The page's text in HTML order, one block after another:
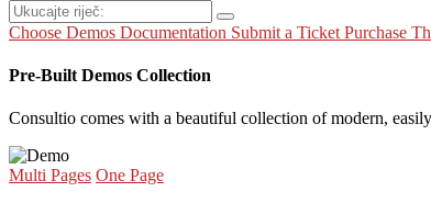
Choose Demos Documentation Submit a Ticket Purchase
Pre-Built Demos Collection
Consultio comes with a beautiful collection of modern,
Multi Pages One Page